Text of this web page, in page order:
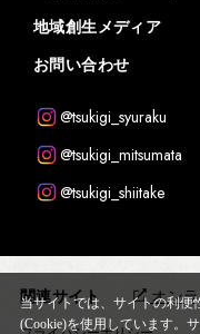
地域創生メディア
お問い合わせ
@tsukigi_syuraku
@tsukigi_mitsumata
@tsukigi_shiitake
関連サイト オンラ
当サイトでは、サイトの利便
(Cookie)を使用しています。